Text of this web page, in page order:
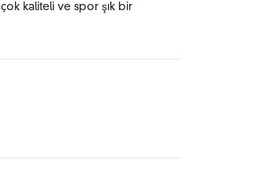
kaliteli ve spor şık bir